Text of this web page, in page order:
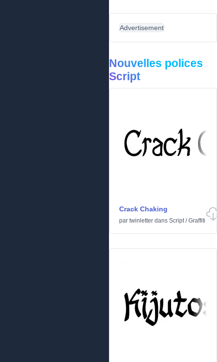
Advertisement
Nouvelles polices
Script
Crack Chaking
par twinletter dans Script/Graffiti